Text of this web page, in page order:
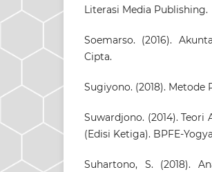
Literasi Media Publishing.
Soemarso. (2016).
Cipta.
Sugiyono. (2018).
Suwardjono. (2014). Teori
(Edisi Ketiga). BPFE-
Suhartono, S. (2018).